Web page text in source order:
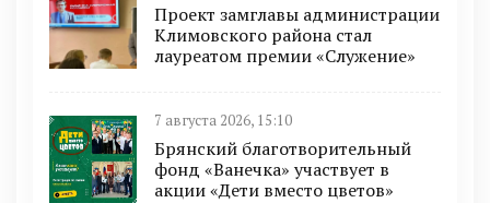
Проект замглавы администрации
Климовского района стал
лауреатом премии «Служение»
7 августа 2026, 15:10
Брянский благотворительный
фонд «Ванечка» участвует в
акции «Дети вместо цветов»